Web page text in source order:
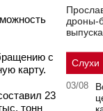
с
карту.
23
тонн
дроны-
Слухи
03/08